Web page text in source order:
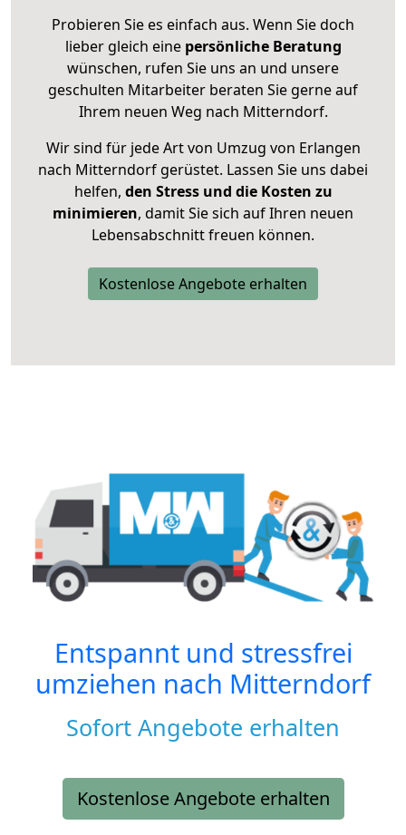
Probieren Sie es einfach aus. Wenn Sie doch
lieber gleich eine persönliche Beratung
wünschen, rufen Sie uns an und unsere
geschulten Mitarbeiter beraten Sie gerne auf
Ihrem neuen Weg nach Mitterndorf.
Wir sind für jede Art von Umzug von Erlangen
nach Mitterndorf gerüstet. Lassen Sie uns dabei
helfen, den Stress und die Kosten zu
minimieren, damit Sie sich auf Ihren neuen
Lebensabschnitt freuen können.
Kostenlose Angebote erhalten
Entspannt und stressfrei
umziehen nach Mitterndorf
Sofort Angebote erhalten
Kostenlose Angebote erhalten